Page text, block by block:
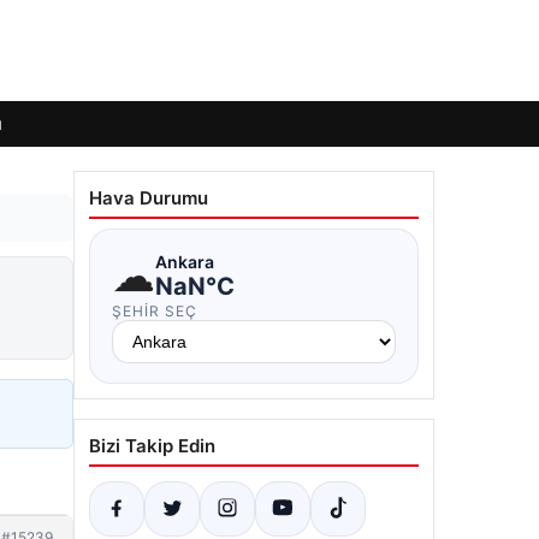
Hava Durumu
☁Ankara
NaN°C
ŞEHIR SEÇ
Bizi Takip Edin